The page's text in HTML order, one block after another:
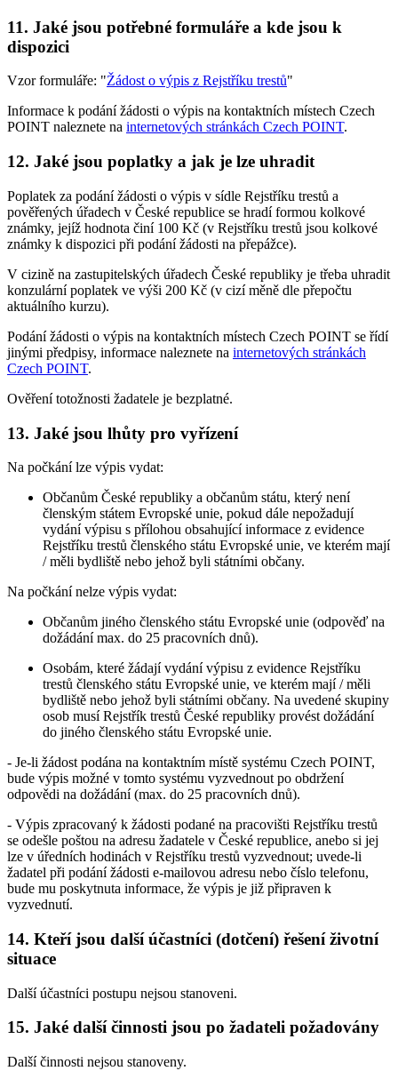
11. Jaké jsou potřebné formuláře a kde jsou k
dispozici
Vzor formuláře: "Žádost o výpis z Rejstříku trestů"
Informace k podání žádosti o výpis na kontaktních místech Czech
POINT naleznete na internetových stránkách Czech POINT.
12. Jaké jsou poplatky a jak je lze uhradit
Poplatek za podání žádosti o výpis v sídle Rejstříku trestů a
pověřených úřadech v České republice se hradí formou kolkové
známky, jejíž hodnota činí 100 Kč (v Rejstříku trestů jsou kolkové
známky k dispozici při podání žádosti na přepážce).
V cizině na zastupitelských úřadech České republiky je třeba uhradit
konzulární poplatek ve výši 200 Kč (v cizí měně dle přepočtu
aktuálního kurzu).
Podání žádosti o výpis na kontaktních místech Czech POINT se řídí
jinými předpisy, informace naleznete na internetových stránkách
Czech POINT.
Ověření totožnosti žadatele je bezplatné.
13. Jaké jsou lhůty pro vyřízení
Na počkání lze výpis vydat:
Občanům České republiky a občanům státu, který není
členským státem Evropské unie, pokud dále nepožadují
vydání výpisu s přílohou obsahující informace z evidence
Rejstříku trestů členského státu Evropské unie, ve kterém mají
/ měli bydliště nebo jehož byli státními občany.
Na počkání nelze výpis vydat:
Občanům jiného členského státu Evropské unie (odpověď na
dožádání max. do 25 pracovních dnů).
Osobám, které žádají vydání výpisu z evidence Rejstříku
trestů členského státu Evropské unie, ve kterém mají / měli
bydliště nebo jehož byli státními občany. Na uvedené skupiny
osob musí Rejstřík trestů České republiky provést dožádání
do jiného členského státu Evropské unie.
- Je-li žádost podána na kontaktním místě systému Czech POINT,
bude výpis možné v tomto systému vyzvednout po obdržení
odpovědi na dožádání (max. do 25 pracovních dnů).
- Výpis zpracovaný k žádosti podané na pracovišti Rejstříku trestů
se odešle poštou na adresu žadatele v České republice, anebo si jej
lze v úředních hodinách v Rejstříku trestů vyzvednout; uvede-li
žadatel při podání žádosti e-mailovou adresu nebo číslo telefonu,
bude mu poskytnuta informace, že výpis je již připraven k
vyzvednutí.
14. Kteří jsou další účastníci (dotčení) řešení životní
situace
Další účastníci postupu nejsou stanoveni.
15. Jaké další činnosti jsou po žadateli požadovány
Další činnosti nejsou stanoveny.